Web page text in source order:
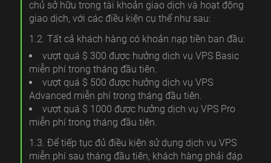
chủ sở hữu trong tài khoản giao dịch và hoạt động
giao dịch, với các điều kiện cụ thể như sau:
1.2. Tất cả khách hàng có khoản nạp tiền ban đầu:
vượt quá $ 300 được hưởng dịch vụ VPS Basic
miễn phí trong tháng đầu tiên.
vượt quá $ 500 được hưởng dịch vụ VPS
Advanced miễn phí trong tháng đầu tiên.
vượt quá $ 1000 được hưởng dịch vụ VPS Pro
miễn phí trong tháng đầu tiên.
1.3. Để tiếp tục đủ điều kiện sử dụng dịch vụ VPS
miễn phí sau tháng đầu tiên, khách hàng phải đáp